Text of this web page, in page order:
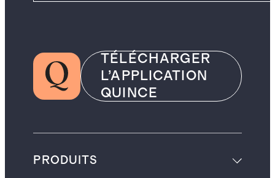
TÉLÉCHARGER
L’APPLICATION
QUINCE
PRODUITS